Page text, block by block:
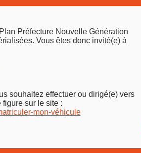
Préfecture Nouvelle Génération
Vous êtes donc invité(e) à
souhaitez effectuer ou dirigé(e) vers
sur le site :
mon-véhicule